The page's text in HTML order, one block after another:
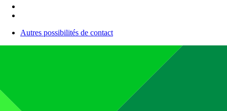
Autres possibilités de contact